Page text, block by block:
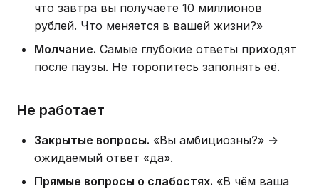
что завтра вы получаете 10 миллионов
рублей. Что меняется в вашей жизни?»
Молчание. Самые глубокие ответы приходят
после паузы. Не торопитесь заполнять её.
Не работает
Закрытые вопросы. «Вы амбициозны?» →
ожидаемый ответ «да».
Прямые вопросы о слабостях. «В чём ваша